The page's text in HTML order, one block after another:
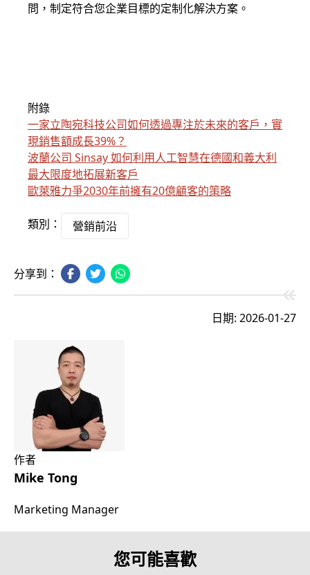
問，制定符合您企業目標的定制化解決方案。
附錄
一家立陶宛科技公司如何透過專注於未來的客戶，實
現銷售額成長39%？
波蘭公司 Sinsay 如何利用人工智慧在德國和義大利
最大限度地拓展新客戶
歐萊雅力爭2030年前擁有20億顧客的策略
類別： 營銷前沿
分享到：
日期: 2026-01-27
作者
Mike Tong
Marketing Manager
您可能喜歡